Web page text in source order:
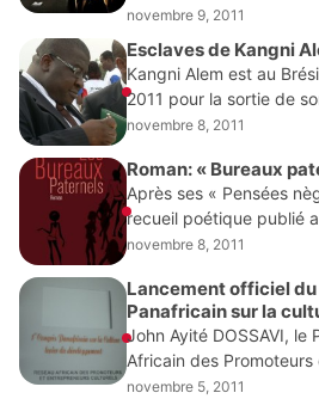
années, de jeunes
créer des héros noirs
de leur public. A Lomé,
novembre 9, 2011
Esclaves de Kangni
Kangni Alem est au
2011 pour la sortie de
en portugais. Il
novembre 8, 2011
Roman: «
Après ses « Pensées
recueil poétique publié
Thélès/Elzévir » en
son premier
novembre 8, 2011
Lancement officiel du
Panafricain sur la
développement
John Ayité DOSSAVI, le
Africain des
Culturels (RAPEC) a
novembre 5, 2011